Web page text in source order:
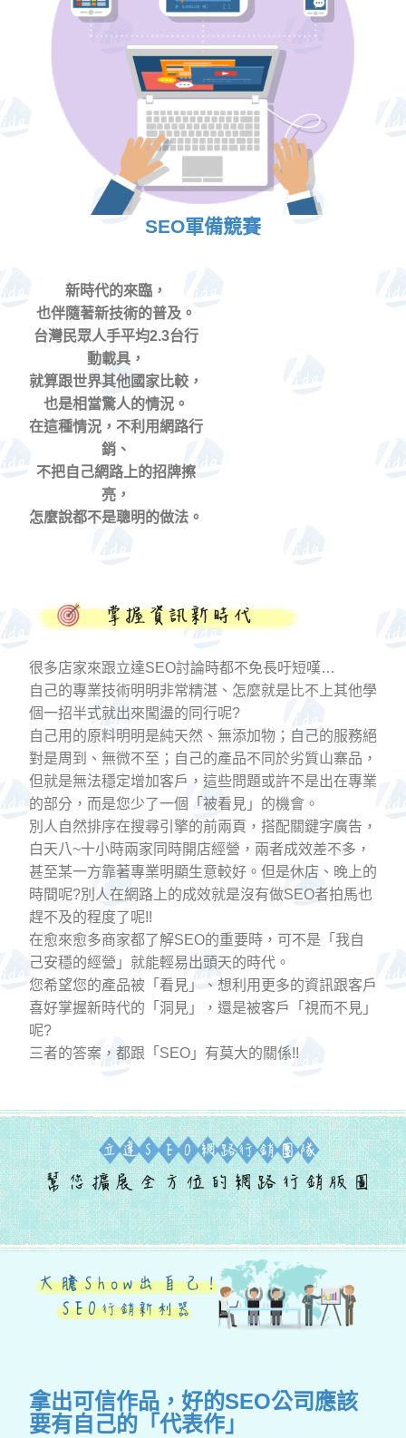
SEO軍備競賽
新時代的來臨，
也伴隨著新技術的普及。
台灣民眾人手平均2.3台行
動載具，
就算跟世界其他國家比較，
也是相當驚人的情況。
在這種情況，不利用網路行
銷、
不把自己網路上的招牌擦
亮，
怎麼說都不是聰明的做法。
很多店家來跟立達SEO討論時都不免長吁短嘆…
自己的專業技術明明非常精湛、怎麼就是比不上其他學
個一招半式就出來闖盪的同行呢?
自己用的原料明明是純天然、無添加物；自己的服務絕
對是周到、無微不至；自己的產品不同於劣質山寨品，
但就是無法穩定增加客戶，這些問題或許不是出在專業
的部分，而是您少了一個「被看見」的機會。
別人自然排序在搜尋引擎的前兩頁，搭配關鍵字廣告，
白天八~十小時兩家同時開店經營，兩者成效差不多，
甚至某一方靠著專業明顯生意較好。但是休店、晚上的
時間呢?別人在網路上的成效就是沒有做SEO者拍馬也
趕不及的程度了呢!!
在愈來愈多商家都了解SEO的重要時，可不是「我自
己安穩的經營」就能輕易出頭天的時代。
您希望您的產品被「看見」、想利用更多的資訊跟客戶
喜好掌握新時代的「洞見」，還是被客戶「視而不見」
呢?
三者的答案，都跟「SEO」有莫大的關係!!
拿出可信作品，好的SEO公司應該
要有自己的「代表作」